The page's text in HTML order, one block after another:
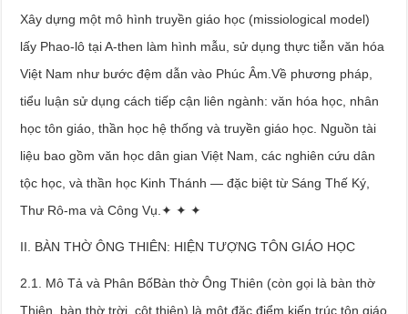
Xây dựng một mô hình truyền giáo học (missiological model)
lấy Phao-lô tại A-then làm hình mẫu, sử dụng thực tiễn văn hóa
Việt Nam như bước đệm dẫn vào Phúc Âm.Về phương pháp,
tiểu luận sử dụng cách tiếp cận liên ngành: văn hóa học, nhân
học tôn giáo, thần học hệ thống và truyền giáo học. Nguồn tài
liệu bao gồm văn học dân gian Việt Nam, các nghiên cứu dân
tộc học, và thần học Kinh Thánh — đặc biệt từ Sáng Thế Ký,
Thư Rô-ma và Công Vụ.✦ ✦ ✦
II. BÀN THỜ ÔNG THIÊN: HIỆN TƯỢNG TÔN GIÁO HỌC
2.1. Mô Tả và Phân BốBàn thờ Ông Thiên (còn gọi là bàn thờ
Thiên, bàn thờ trời, cột thiên) là một đặc điểm kiến trúc tôn giáo